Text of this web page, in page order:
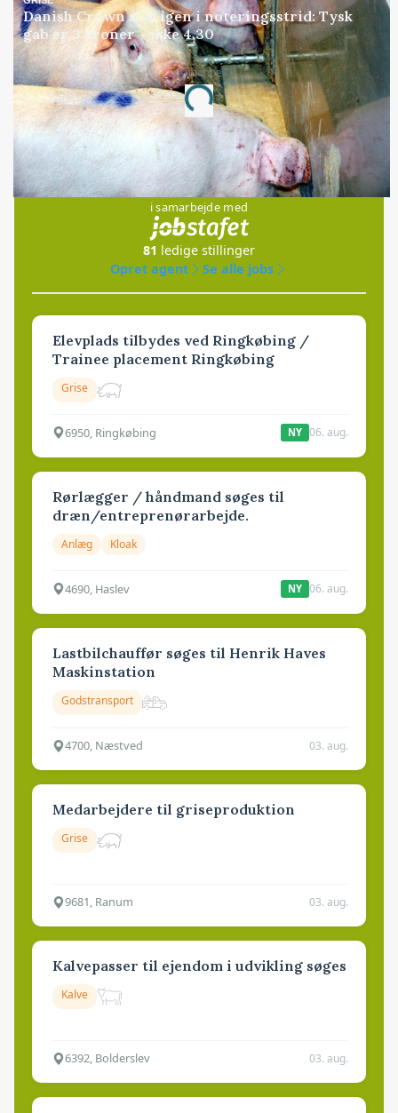
Danish Crown slår igen i noteringsstrid: Tysk
gab er 3 kroner – ikke 4,30
Annonce
Loading...
Jobs
i samarbejde med
81 ledige stillinger
Opret agent
Se alle jobs
Elevplads tilbydes ved Ringkøbing /
Trainee placement Ringkøbing
Grise
6950, Ringkøbing NY 06. aug.
Rørlægger / håndmand søges til
dræn/entreprenørarbejde.
Anlæg Kloak
4690, Haslev NY 06. aug.
Lastbilchauffør søges til Henrik Haves
Maskinstation
Godstransport
4700, Næstved 03. aug.
Medarbejdere til griseproduktion
Grise
9681, Ranum 03. aug.
Kalvepasser til ejendom i udvikling søges
Kalve
6392, Bolderslev 03. aug.